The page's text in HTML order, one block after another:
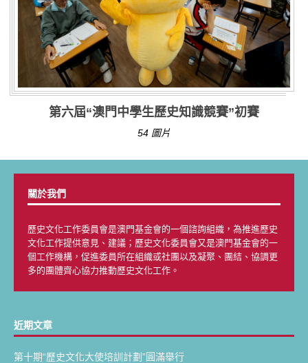
第六屆“澳門中學生歷史知識競賽”初賽
54 圖片
關於我們
歷史文化工作委員會是澳門基金會的一個諮詢組織，為推進歷史
文化工作提供意見、建議；歷史文化委員會又是澳門基金會的一
個工作機構，促進委員所在組織或社團以及凝聚、團結、協調更
多的團體齊心協力推動歷史文化工作。
近期文章
第十期“歷史文化大使培訓計劃”圓滿舉行